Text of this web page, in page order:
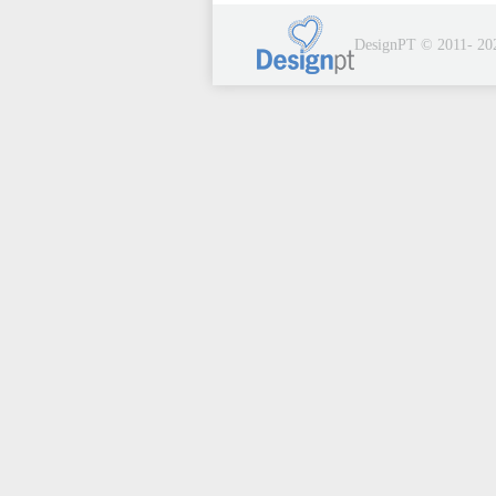
DesignPT © 2011-